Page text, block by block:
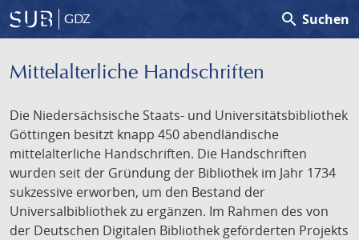
GDZ search Suchen
Mittelalterliche Handschriften
Die Niedersächsische Staats- und Universitätsbibliothek
Göttingen besitzt knapp 450 abendländische
mittelalterliche Handschriften. Die Handschriften
wurden seit der Gründung der Bibliothek im Jahr 1734
sukzessive erworben, um den Bestand der
Universalbibliothek zu ergänzen. Im Rahmen des von
der Deutschen Digitalen Bibliothek geförderten Projekts